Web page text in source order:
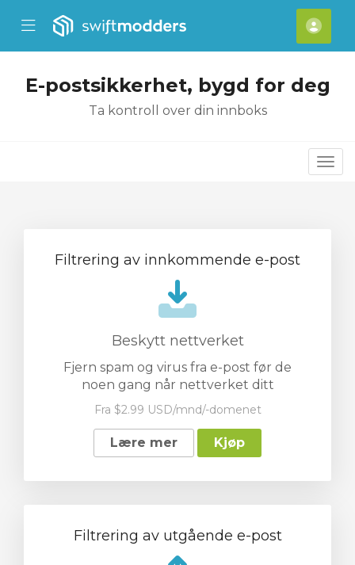
Mobile Menu
Mobile Menu
E-postsikkerhet, bygd for deg
Ta kontroll over din innboks
Bytt
Filtrering av innkommende e-post
Beskytt nettverket
Fjern spam og virus fra e-post før de
noen gang når nettverket ditt
Fra $2.99 USD/mnd/-domenet
Lære mer Kjøp
Filtrering av utgående e-post